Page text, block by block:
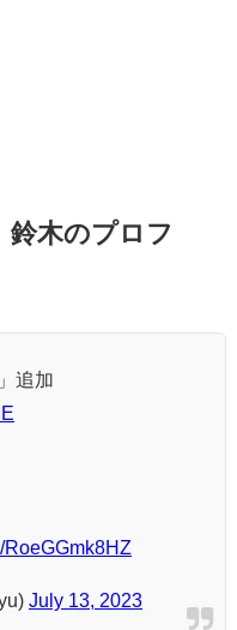
鈴木のプロフ
追加
RoeGGmk8HZ
July 13, 2023